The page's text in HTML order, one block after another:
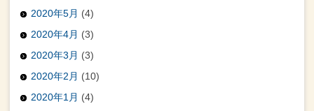
2020年5月 (4)
2020年4月 (3)
2020年3月 (3)
2020年2月 (10)
2020年1月 (4)